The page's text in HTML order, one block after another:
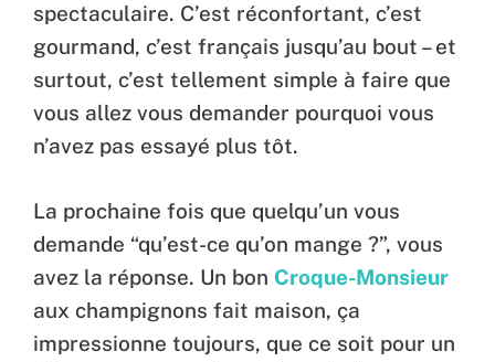
spectaculaire. C’est réconfortant, c’est
gourmand, c’est français jusqu’au bout – et
surtout, c’est tellement simple à faire que
vous allez vous demander pourquoi vous
n’avez pas essayé plus tôt.
La prochaine fois que quelqu’un vous
demande “qu’est-ce qu’on mange ?”, vous
avez la réponse. Un bon Croque-Monsieur
aux champignons fait maison, ça
impressionne toujours, que ce soit pour un